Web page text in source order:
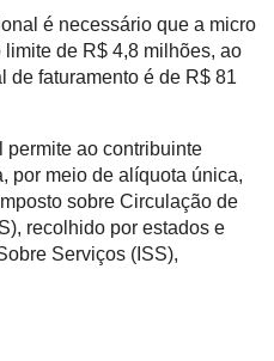
é necessário que a micro
de R$ 4,8 milhões, ao
de faturamento é de R$ 81
permite ao contribuinte
por meio de alíquota única,
sobre Circulação de
recolhido por estados e
Serviços (ISS),